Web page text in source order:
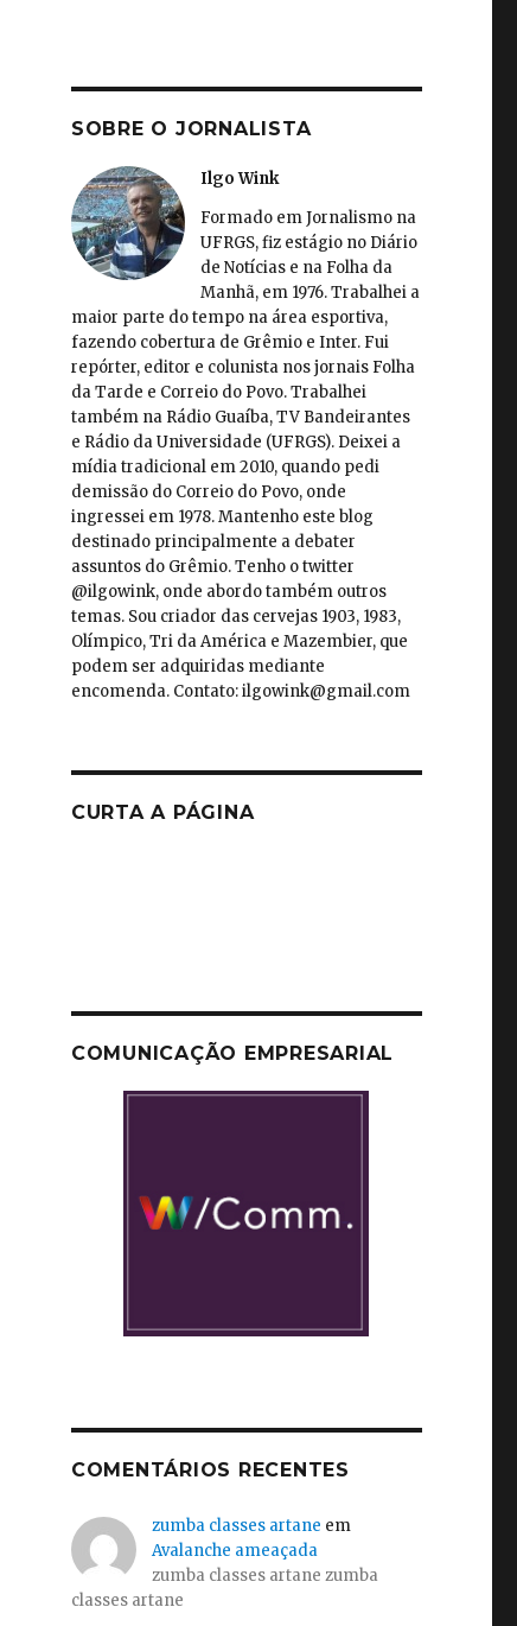
SOBRE O JORNALISTA
Ilgo Wink
Formado em Jornalismo na
UFRGS, fiz estágio no Diário
de Notícias e na Folha da
Manhã, em 1976. Trabalhei a
maior parte do tempo na área esportiva,
fazendo cobertura de Grêmio e Inter. Fui
repórter, editor e colunista nos jornais Folha
da Tarde e Correio do Povo. Trabalhei
também na Rádio Guaíba, TV Bandeirantes
e Rádio da Universidade (UFRGS). Deixei a
mídia tradicional em 2010, quando pedi
demissão do Correio do Povo, onde
ingressei em 1978. Mantenho este blog
destinado principalmente a debater
assuntos do Grêmio. Tenho o twitter
@ilgowink, onde abordo também outros
temas. Sou criador das cervejas 1903, 1983,
Olímpico, Tri da América e Mazembier, que
podem ser adquiridas mediante
encomenda. Contato: ilgowink@gmail.com
CURTA A PÁGINA
COMUNICAÇÃO EMPRESARIAL
COMENTÁRIOS RECENTES
zumba classes artane em
Avalanche ameaçada
zumba classes artane zumba
classes artane